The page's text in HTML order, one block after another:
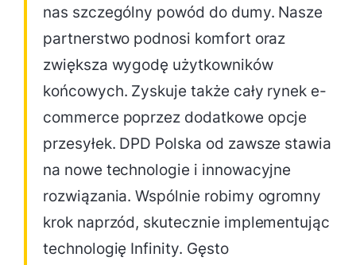
nas szczególny powód do dumy. Nasze
partnerstwo podnosi komfort oraz
zwiększa wygodę użytkowników
końcowych. Zyskuje także cały rynek e-
commerce poprzez dodatkowe opcje
przesyłek. DPD Polska od zawsze stawia
na nowe technologie i innowacyjne
rozwiązania. Wspólnie robimy ogromny
krok naprzód, skutecznie implementując
technologię Infinity. Gęsto